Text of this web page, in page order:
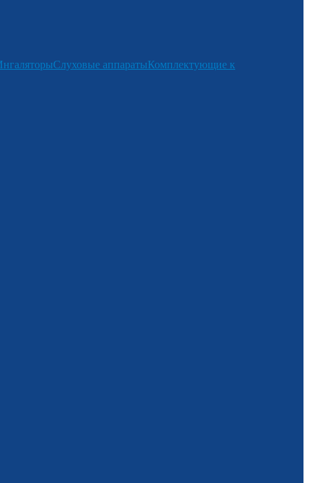
Слуховые аппаратыКомплектующие к